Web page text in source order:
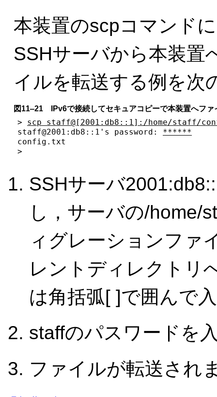
本装置のscpコマンド
SSHサーバから本装置
イルを転送する例を次
図11‒21 IPv6で接続してセキュアコピーで本装置へファ
> scp staff@[2001:db8::1]:/home/staff/
staff@2001:db8::1's password: ******
config.txt
>
SSHサーバ
し，サーバの/home/
ィグレーションファ
レントディレクトリ
は角括弧[ ]で囲んで
staffのパスワードを
ファイルが転送され